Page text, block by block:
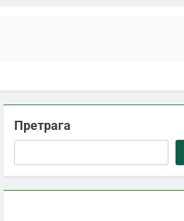
Претрага